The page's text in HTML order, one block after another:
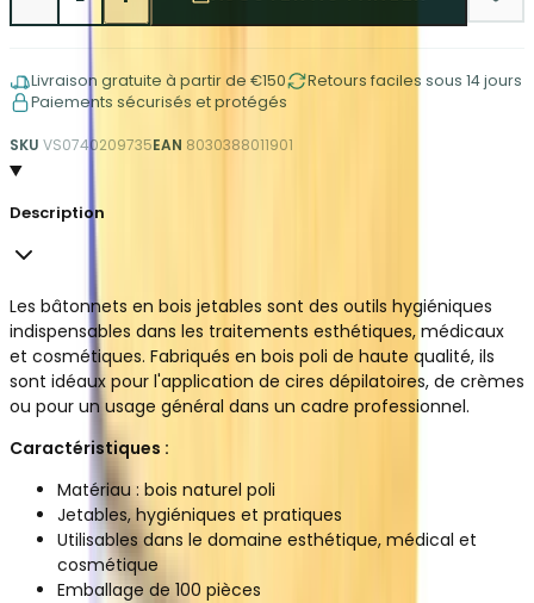
Livraison gratuite à partir de €150
Retours faciles sous 14 jours
Paiements sécurisés et protégés
SKU VS0740209735EAN 8030388011901
Description
Les bâtonnets en bois jetables sont des outils hygiéniques
indispensables dans les traitements esthétiques, médicaux
et cosmétiques. Fabriqués en bois poli de haute qualité, ils
sont idéaux pour l'application de cires dépilatoires, de crèmes
ou pour un usage général dans un cadre professionnel.
Caractéristiques :
Matériau : bois naturel poli
Jetables, hygiéniques et pratiques
Utilisables dans le domaine esthétique, médical et
cosmétique
Emballage de 100 pièces